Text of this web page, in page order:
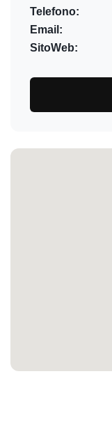
Telefono:
Email:
SitoWeb: